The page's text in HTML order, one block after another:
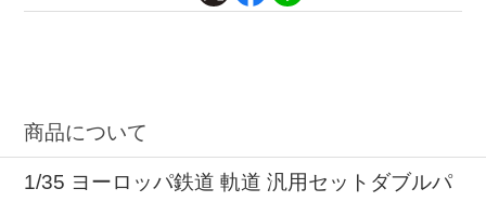
商品について
1/35 ヨーロッパ鉄道 軌道 汎用セットダブルパ